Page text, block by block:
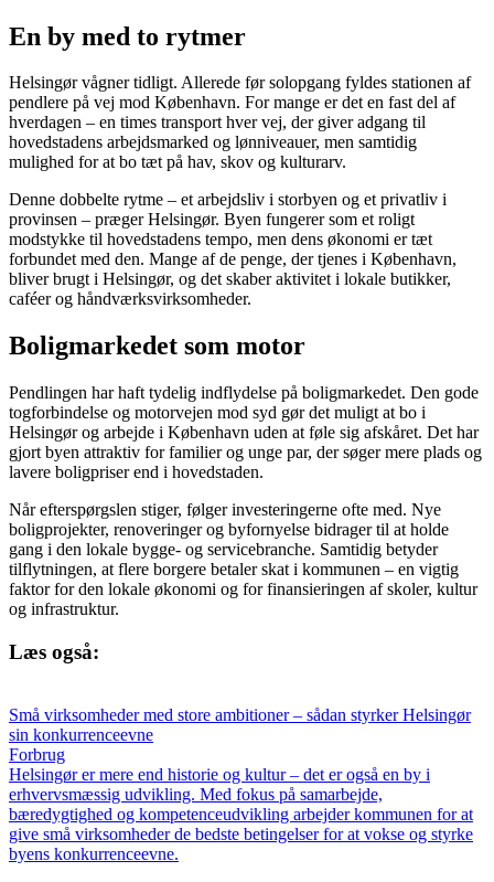
En by med to rytmer
Helsingør vågner tidligt. Allerede før solopgang fyldes stationen af
pendlere på vej mod København. For mange er det en fast del af
hverdagen – en times transport hver vej, der giver adgang til
hovedstadens arbejdsmarked og lønniveauer, men samtidig
mulighed for at bo tæt på hav, skov og kulturarv.
Denne dobbelte rytme – et arbejdsliv i storbyen og et privatliv i
provinsen – præger Helsingør. Byen fungerer som et roligt
modstykke til hovedstadens tempo, men dens økonomi er tæt
forbundet med den. Mange af de penge, der tjenes i København,
bliver brugt i Helsingør, og det skaber aktivitet i lokale butikker,
caféer og håndværksvirksomheder.
Boligmarkedet som motor
Pendlingen har haft tydelig indflydelse på boligmarkedet. Den gode
togforbindelse og motorvejen mod syd gør det muligt at bo i
Helsingør og arbejde i København uden at føle sig afskåret. Det har
gjort byen attraktiv for familier og unge par, der søger mere plads og
lavere boligpriser end i hovedstaden.
Når efterspørgslen stiger, følger investeringerne ofte med. Nye
boligprojekter, renoveringer og byfornyelse bidrager til at holde
gang i den lokale bygge- og servicebranche. Samtidig betyder
tilflytningen, at flere borgere betaler skat i kommunen – en vigtig
faktor for den lokale økonomi og for finansieringen af skoler, kultur
og infrastruktur.
Læs også:
Små virksomheder med store ambitioner – sådan styrker Helsingør
sin konkurrenceevne
Forbrug
Helsingør er mere end historie og kultur – det er også en by i
erhvervsmæssig udvikling. Med fokus på samarbejde,
bæredygtighed og kompetenceudvikling arbejder kommunen for at
give små virksomheder de bedste betingelser for at vokse og styrke
byens konkurrenceevne.